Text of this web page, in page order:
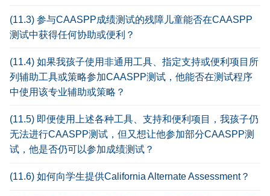
(11.3) 参与CAASPP成绩测试的残障儿童能否在CAASPP
测试中获得任何协助或便利？
(11.4) 如果我孩子使用非通用工具、指定支持或便利项目所
列辅助工具或策略参加CAASPP测试，他能否在测试程序
中使用该专业辅助或策略？
(11.5) 即便使用上述各种工具、支持和便利项目，我孩子仍
无法进行CAASPP测试，但又想让他参加部分CAASPP测
试，他是否仍可以参加成绩测试？
(11.6) 如何向学生提供California Alternate Assessment？